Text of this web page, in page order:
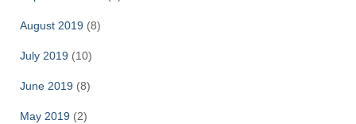
August 2019 (8)
July 2019 (10)
June 2019 (8)
May 2019 (2)